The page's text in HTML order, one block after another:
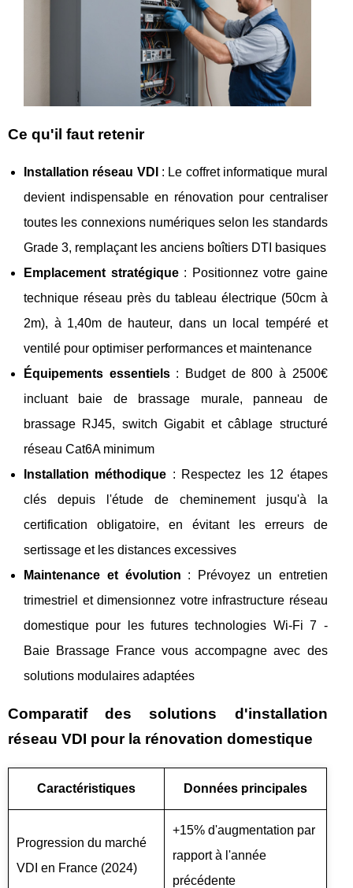
Ce qu'il faut retenir
Installation réseau VDI : Le coffret informatique mural
devient indispensable en rénovation pour centraliser
toutes les connexions numériques selon les standards
Grade 3, remplaçant les anciens boîtiers DTI basiques
Emplacement stratégique: Positionnez votre gaine
technique réseau près du tableau électrique (50cm à
2m), à 1,40m de hauteur, dans un local tempéré et
ventilé pour optimiser performances et maintenance
Équipements essentiels: Budget de 800 à 2500€
incluant baie de brassage murale, panneau de
brassage RJ45, switch Gigabit et câblage structuré
réseau Cat6A minimum
Installation méthodique : Respectez les 12 étapes
clés depuis l'étude de cheminement jusqu'à la
certification obligatoire, en évitant les erreurs de
sertissage et les distances excessives
Maintenance et évolution : Prévoyez un entretien
trimestriel et dimensionnez votre infrastructure réseau
domestique pour les futures technologies Wi-Fi 7 -
Baie Brassage France vous accompagne avec des
solutions modulaires adaptées
Comparatif des solutions d'installation
réseau VDI pour la rénovation domestique
Caractéristiques Données principales
Progression du marché
VDI en France (2024)
+15% d'augmentation par
rapport à l'année
précédente